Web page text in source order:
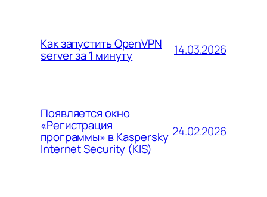
Как запустить OpenVPN
server за 1 минуту 14.03.2026
Появляется окно
«Регистрация
программы» в Kaspersky
Internet Security (KIS)
24.02.2026